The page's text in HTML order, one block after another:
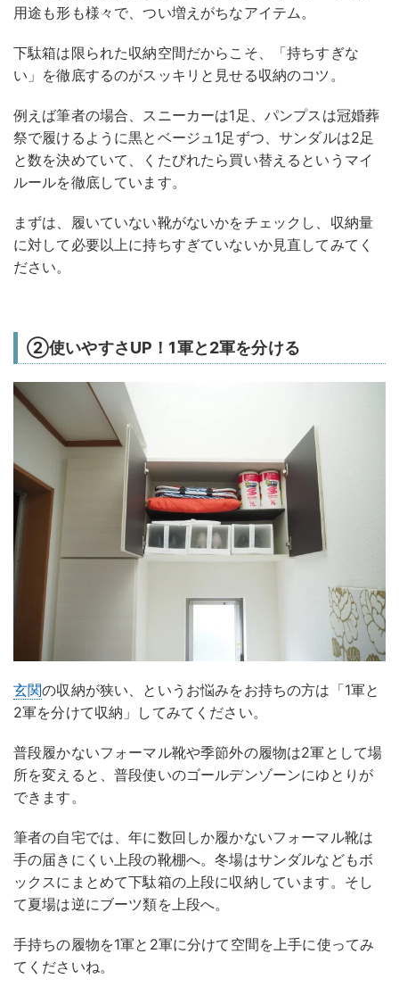
用途も形も様々で、つい増えがちなアイテム。
下駄箱は限られた収納空間だからこそ、「持ちすぎな
い」を徹底するのがスッキリと見せる収納のコツ。
例えば筆者の場合、スニーカーは1足、パンプスは冠婚葬
祭で履けるように黒とベージュ1足ずつ、サンダルは2足
と数を決めていて、くたびれたら買い替えるというマイ
ルールを徹底しています。
まずは、履いていない靴がないかをチェックし、収納量
に対して必要以上に持ちすぎていないか見直してみてく
ださい。
②使いやすさUP！1軍と2軍を分ける
玄関の収納が狭い、というお悩みをお持ちの方は「1軍と
2軍を分けて収納」してみてください。
普段履かないフォーマル靴や季節外の履物は2軍として場
所を変えると、普段使いのゴールデンゾーンにゆとりが
できます。
筆者の自宅では、年に数回しか履かないフォーマル靴は
手の届きにくい上段の靴棚へ。冬場はサンダルなどもボ
ックスにまとめて下駄箱の上段に収納しています。そし
て夏場は逆にブーツ類を上段へ。
手持ちの履物を1軍と2軍に分けて空間を上手に使ってみ
てくださいね。